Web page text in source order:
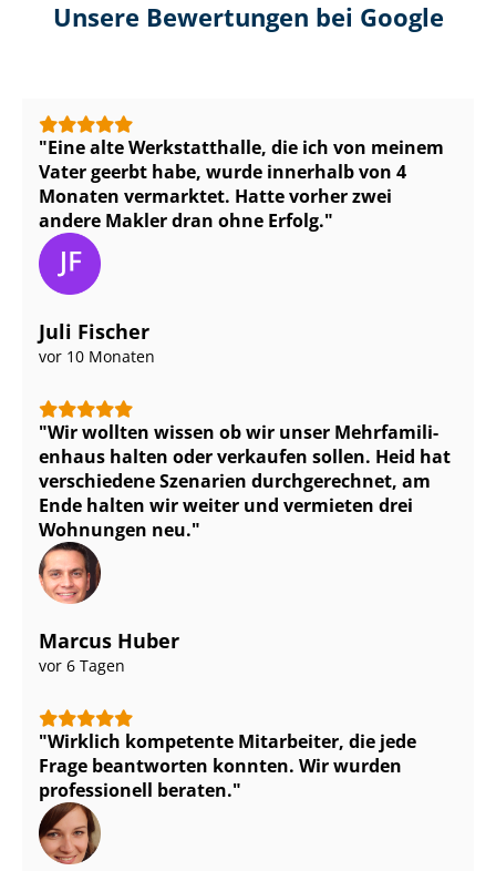
Unsere Bewertungen bei Google
Eine alte Werkstatthalle, die ich von meinem
Vater geerbt habe, wurde innerhalb von 4
Monaten vermarktet. Hatte vorher zwei
andere Makler dran ohne Erfolg.
Juli Fischer
vor 10 Monaten
Wir wollten wissen ob wir unser Mehr­fa­mi­li­
en­haus halten oder verkaufen sollen. Heid hat
verschiedene Szenarien durchgerechnet, am
Ende halten wir weiter und vermieten drei
Wohnungen neu.
Marcus Huber
vor 6 Tagen
Wirklich kompetente Mitarbeiter, die jede
Frage beantworten konnten. Wir wurden
professionell beraten.